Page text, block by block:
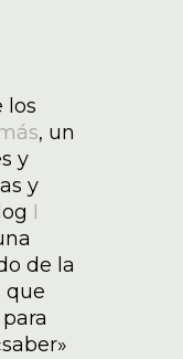
los
, un
y
y
I
de la
que